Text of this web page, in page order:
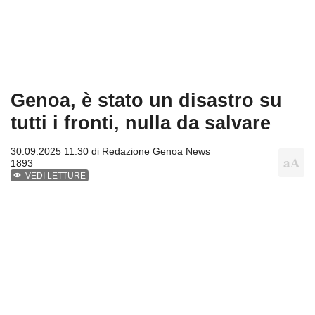
Genoa, è stato un disastro su
tutti i fronti, nulla da salvare
30.09.2025 11:30 di Redazione Genoa News
1893
VEDI LETTURE